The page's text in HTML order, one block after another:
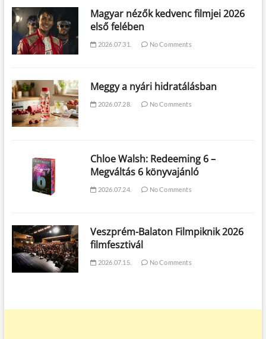
Magyar nézők kedvenc filmjei 2026
első felében
2026.07.31. No Comments
Meggy a nyári hidratálásban
2026.07.28. No Comments
Chloe Walsh: Redeeming 6 –
Megváltás 6 könyvajánló
2026.07.24. No Comments
Veszprém-Balaton Filmpiknik 2026
filmfesztivál
2026.07.15. No Comments